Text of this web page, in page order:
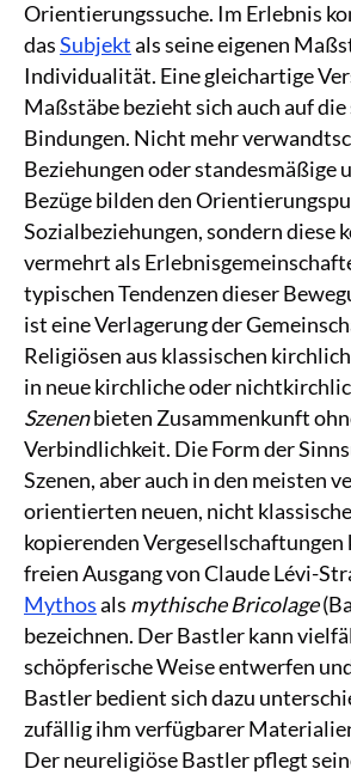
Orientierungssuche. Im Erlebnis
dasSubjektals seine eigenen
Individualität. Eine gleichartige
Maßstäbe bezieht sich auch auf die
Bindungen. Nicht mehr
Beziehungen oder standesmäßige
Bezüge bilden den
Sozialbeziehungen, sondern diese
vermehrt als
typischen Tendenzen dieser
ist eine Verlagerung der
Religiösen aus klassischen
in neue kirchliche oder
Szenenbieten Zusammenkunft
Verbindlichkeit. Die Form der
Szenen, aber auch in den meisten
orientierten neuen, nicht
kopierenden Vergesellschaftungen
freien Ausgang von Claude Lévi-
Mythosals mythische Bricolage
bezeichnen. Der Bastler kann
schöpferische Weise entwerfen
Bastler bedient sich dazu
zufällig ihm verfügbarer
Der neureligiöse Bastler pflegt